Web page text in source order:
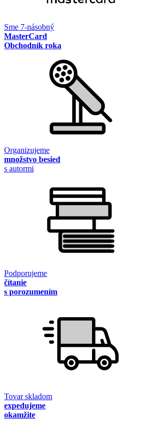
Sme 7-násobný
MasterCard
Obchodník roka
Organizujeme
množstvo besied
s autormi
Podporujeme
čítanie
s porozumením
Tovar skladom
expedujeme
okamžite